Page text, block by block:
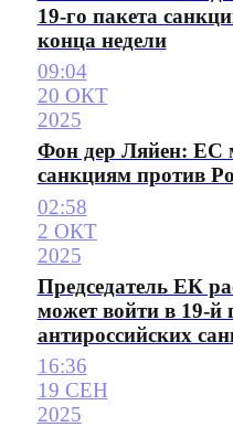
19-го пакета
конца недели
09:04
20 ОКТ
2025
Фон дер Ляйен: ЕС
санкциям против
02:58
2 ОКТ
2025
Председатель ЕК
может войти в 19-й
антироссийских
16:36
19 СЕН
2025